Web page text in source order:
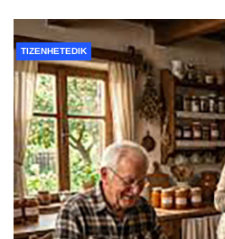
TIZENHETEDIK